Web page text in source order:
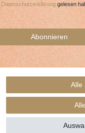
Alle
Daten­schutz­erklärunggelesen
Abonnieren